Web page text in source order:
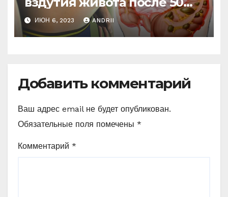
лет. Многие обращают на
это внимание, когда
становится поздно!
ИЮН 6, 2023 ANDRII
Добавить комментарий
Ваш адрес email не будет опубликован.
Обязательные поля помечены *
Комментарий *